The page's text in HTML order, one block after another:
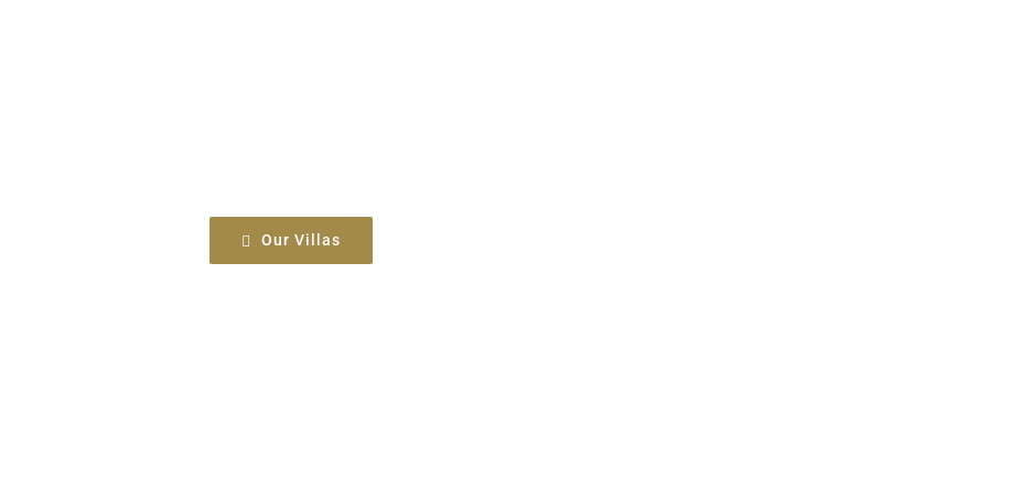
Our Villas